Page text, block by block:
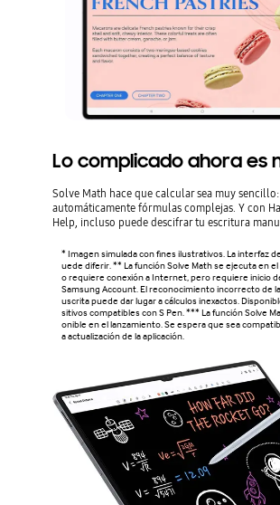
Lo complicado ahora es
Solve Math hace que calcular sea muy
automáticamente fórmulas complejas. Y con
Help, incluso puede descifrar tu escritura
* Imagen simulada con fines ilustrativos. La interfaz
uede diferir. ** La función Solve Math se ejecuta en
o requiere conexión a Internet, pero requiere inicio
Samsung Account. El reconocimiento incorrecto de
uscrita puede dar lugar a cálculos inexactos.
sitivos compatibles con S Pen. *** La función Solve
onible en el lanzamiento. Se espera que sea
a actualización de la aplicación.